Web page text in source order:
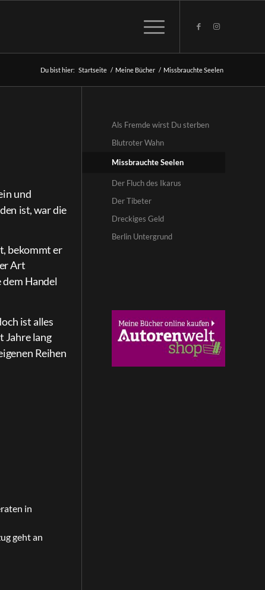
Du bist hier: Startseite / Meine Bücher / Missbrauchte Seelen
und
ist, war die
bekommt er
Art
Handel
ist alles
Jahre lang
Reihen
in
geht an
Als Fremde wirst Du sterben
Blutroter Wahn
Missbrauchte Seelen
Der Fluch des Ikarus
Der Tibeter
Dreckiges Geld
Berlin Untergrund